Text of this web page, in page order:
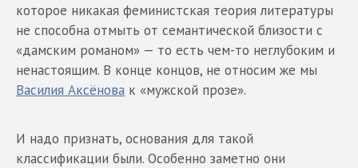
которое никакая феминистская теория литературы
не способна отмыть от семантической близости с
«дамским романом» — то есть чем-то неглубоким и
ненастоящим. В конце концов, не относим же мы
Василия Аксёнова к «мужской прозе».
И надо признать, основания для такой
классификации были. Особенно заметно они